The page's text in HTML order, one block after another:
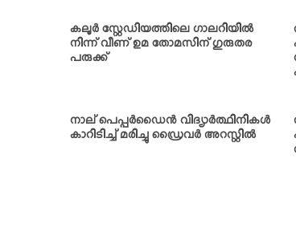
കലൂര്‍ സ്റ്റേഡിയത്തിലെ ഗാലറിയില്‍
നിന്ന് വീണ് ഉമ തോമസിന് ഗുരുതര
പരുക്ക്
നാല് പെപ്പര്‍ഡൈന്‍ വിദ്യാര്‍ത്ഥിനികള്‍
കാറിടിച്ച് മരിച്ചു ഡ്രൈവര്‍ അറസ്റ്റില്‍